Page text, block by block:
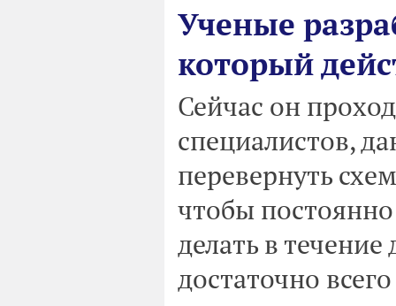
Ученые
который
Сейчас он
специалистов,
перевернуть
чтобы
делать в
достаточно